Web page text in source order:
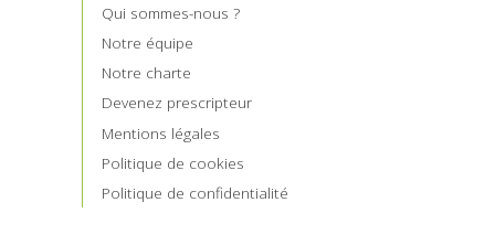
Qui sommes-nous ?
Notre équipe
Notre charte
Devenez prescripteur
Mentions légales
Politique de cookies
Politique de confidentialité